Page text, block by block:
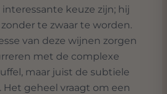
keuze zijn; hij
te zwaar te worden.
van deze wijnen zorgen
met de complexe
maar juist de subtiele
Het geheel vraagt om een